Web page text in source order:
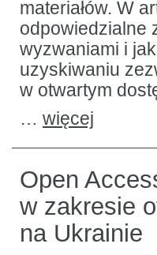
materiałów. W
odpowiedzialne
wyzwaniami i
uzyskiwaniu
w otwartym
… więcej
Open
w zakresie
na Ukrainie